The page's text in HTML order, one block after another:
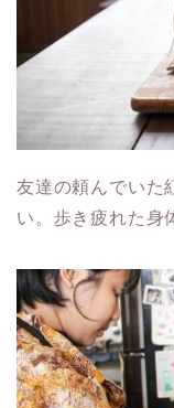
友達の頼んでいた
い。歩き疲れた身